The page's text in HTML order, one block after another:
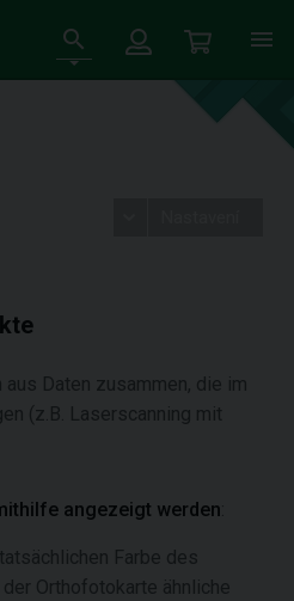
Daten zusammen, die im
(z.B. Laserscanning mit
angezeigt werden
Farbe des
Orthofotokarte ähnliche